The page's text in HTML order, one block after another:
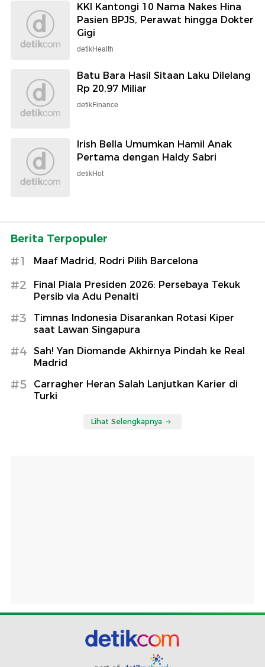
KKI Kantongi 10 Nama Nakes Hina
Pasien BPJS, Perawat hingga Dokter
Gigi
detikHealth
Batu Bara Hasil Sitaan Laku Dilelang
Rp 20,97 Miliar
detikFinance
Irish Bella Umumkan Hamil Anak
Pertama dengan Haldy Sabri
detikHot
Berita Terpopuler
#1 Maaf Madrid, Rodri Pilih Barcelona
#2
Final Piala Presiden 2026: Persebaya Tekuk
Persib via Adu Penalti
#3
Timnas Indonesia Disarankan Rotasi Kiper
saat Lawan Singapura
#4
Sah! Yan Diomande Akhirnya Pindah ke Real
Madrid
#5
Carragher Heran Salah Lanjutkan Karier di
Turki
Lihat Selengkapnya